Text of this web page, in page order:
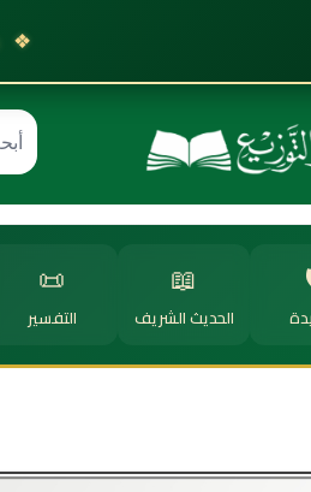
❖
📖
الحديث الشريف
📜
التفسير